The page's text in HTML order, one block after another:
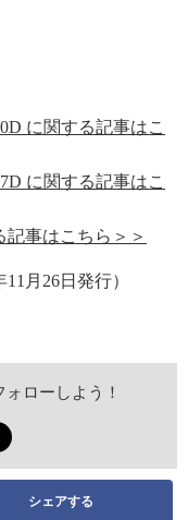
に関する記事はこ
に関する記事はこ
事はこちら＞＞
月26日発行）
ォローしよう！
シェアする